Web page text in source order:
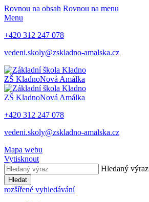
Rovnou na obsah Rovnou na menu
Menu
+420 312 247 078
vedeni.skoly@zskladno-amalska.cz
ZŠ KladnoNová Amálka
ZŠ KladnoNová Amálka
+420 312 247 078
vedeni.skoly@zskladno-amalska.cz
Mapa webu
Vytisknout
Hledaný výraz
Hledat
rozšířené vyhledávání